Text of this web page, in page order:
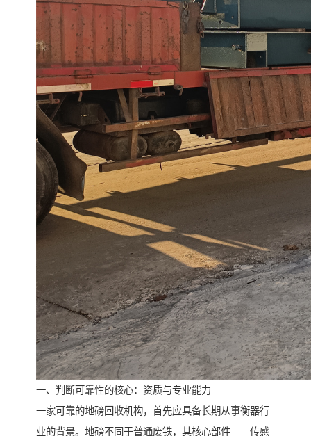
一、判断可靠性的核心：资质与专业能力
一家可靠的地磅回收机构，首先应具备长期从事衡器行
业的背景。地磅不同于普通废铁，其核心部件——传感